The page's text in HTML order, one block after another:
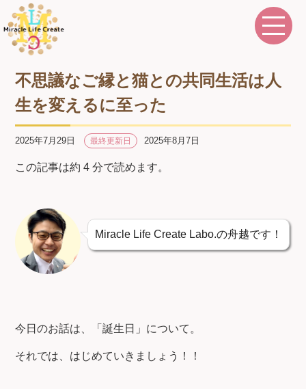
不思議なご縁と猫との共同生活は人
生を変えるに至った
2025年7月29日 最終更新日 2025年8月7日
この記事は約 4 分で読めます。
Miracle Life Create Labo.の舟越です！
今日のお話は、「誕生日」について。
それでは、はじめていきましょう！！